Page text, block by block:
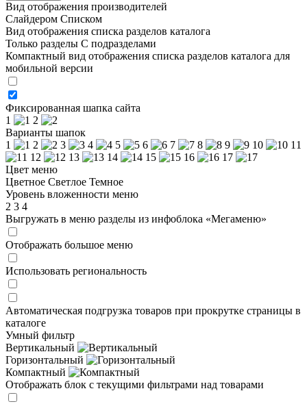
Вид отображения производителей
Слайдером Списком
Вид отображения списка разделов каталога
Только разделы С подразделами
Компактный вид отображения списка разделов каталога для
мобильной версии
Фиксированная шапка сайта
1
2
Варианты шапок
1
2 3 4 5 6 7 8 9 10
11
12
13 14 15 16
17
Цвет меню
Цветное Светлое Темное
Уровень вложенности меню
2 3 4
Выгружать в меню разделы из инфоблока «Мегаменю»
Отображать большое меню
Использовать региональность
Автоматическая подгрузка товаров при прокрутке страницы в
каталоге
Умный фильтр
Вертикальный
Горизонтальный
Компактный
Отображать блок с текущими фильтрами над товарами